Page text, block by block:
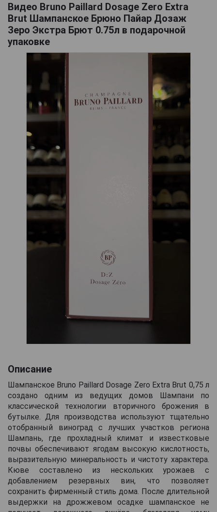
Видео Bruno Paillard Dosage Zero Extra
Brut Шампанское Брюно Пайар Дозаж
Зеро Экстра Брют 0.75л в подарочной
упаковке
Описание
Шампанское Bruno Paillard Dosage Zero Extra Brut 0,75 л
создано одним из ведущих домов Шампани по
классической технологии вторичного брожения в
бутылке. Для производства используют тщательно
отобранный виноград с лучших участков региона
Шампань, где прохладный климат и известковые
почвы обеспечивают ягодам высокую кислотность,
выразительную минеральность и чистоту характера.
Кюве составлено из нескольких урожаев с
добавлением резервных вин, что позволяет
сохранить фирменный стиль дома. После длительной
выдержки на дрожжевом осадке шампанское не